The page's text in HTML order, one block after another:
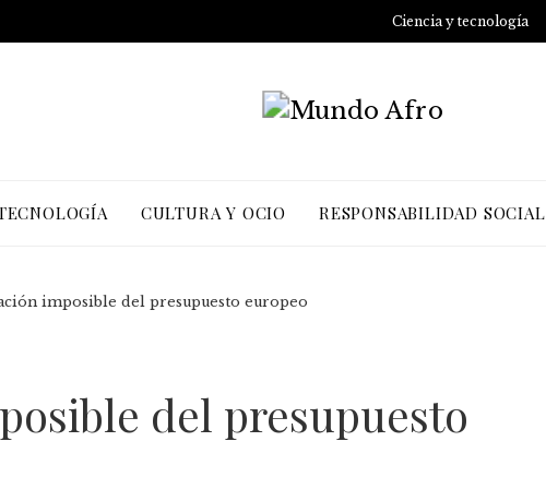
Ciencia y tecnología
CULTURA Y OCIO RESPONSABILIDAD SOCIAL
imposible del presupuesto europeo
del presupuesto